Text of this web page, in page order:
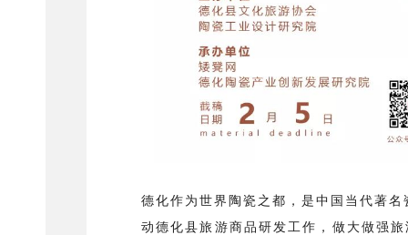
德化作为世界陶瓷之都，是中国当代著
动德化县旅游商品研发工作，做大做强